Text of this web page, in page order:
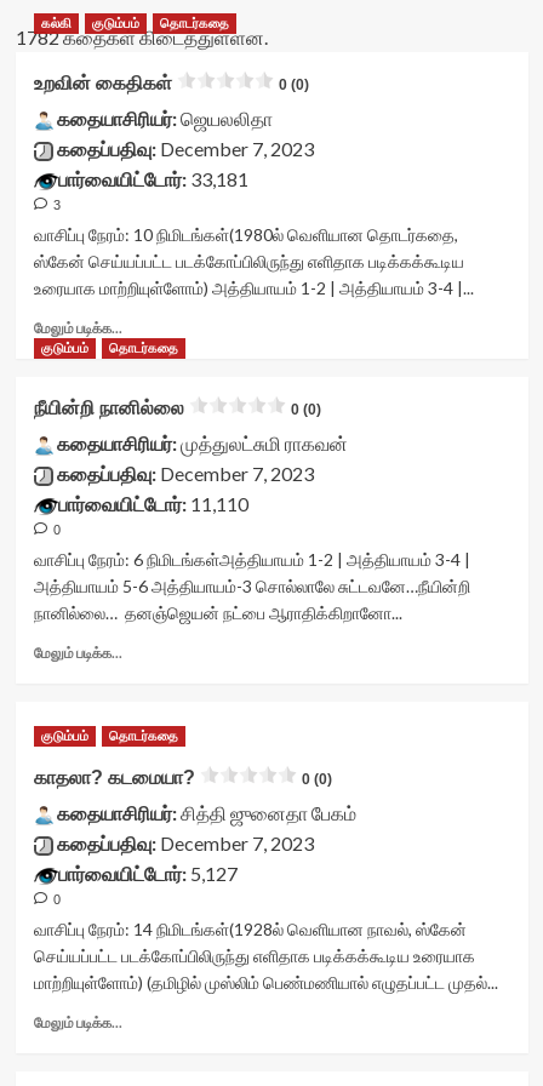
1782 கதைகள் கிடைத்துள்ளன.
கல்கி குடும்பம் தொடர்கதை
உறவின் கைதிகள் 0 (0)
கதையாசிரியர்:ஜெயலலிதா
கதைப்பதிவு:December 7, 2023
பார்வையிட்டோர்:33,181
3
வாசிப்பு நேரம்: 10 நிமிடங்கள்(1980ல் வெளியான தொடர்கதை,
ஸ்கேன் செய்யப்பட்ட படக்கோப்பிலிருந்து எளிதாக படிக்கக்கூடிய
உரையாக மாற்றியுள்ளோம்) அத்தியாயம் 1-2 | அத்தியாயம் 3-4 |...
மேலும் படிக்க...
more
உறவின்
கைதிகள்<div
class="yasr-
vv-
stars-
title-
<div
class='yasr-
stars-
title
visitor-
readonly-
rater-
65c62d7a76871'
data-
rating='0'
rater-
starsize='16'
rater-
குடும்பம் தொடர்கதை
நீயின்றி நானில்லை 0 (0)
கதையாசிரியர்:முத்துலட்சுமி ராகவன்
கதைப்பதிவு:December 7, 2023
பார்வையிட்டோர்:11,110
0
வாசிப்பு நேரம்: 6 நிமிடங்கள்அத்தியாயம் 1-2 | அத்தியாயம் 3-4 |
அத்தியாயம் 5-6 அத்தியாயம்-3 சொல்லாலே சுட்டவனே…நீயின்றி
நானில்லை… தனஞ்ஜெயன் நட்பை ஆராதிக்கிறானோ...
மேலும் படிக்க...
நானில்லை<div
vv-
stars-
title-
container">
<div
stars-
title
yasr-
rater-
குடும்பம் தொடர்கதை
காதலா? கடமையா? 0 (0)
கதையாசிரியர்:சித்தி ஜுனைதா பேகம்
கதைப்பதிவு:December 7, 2023
பார்வையிட்டோர்:5,127
0
வாசிப்பு நேரம்: 14 நிமிடங்கள்(1928ல் வெளியான நாவல், ஸ்கேன்
செய்யப்பட்ட படக்கோப்பிலிருந்து எளிதாக படிக்கக்கூடிய உரையாக
மாற்றியுள்ளோம்) (தமிழில் முஸ்லிம் பெண்மணியால் எழுதப்பட்ட முதல்...
மேலும் படிக்க...